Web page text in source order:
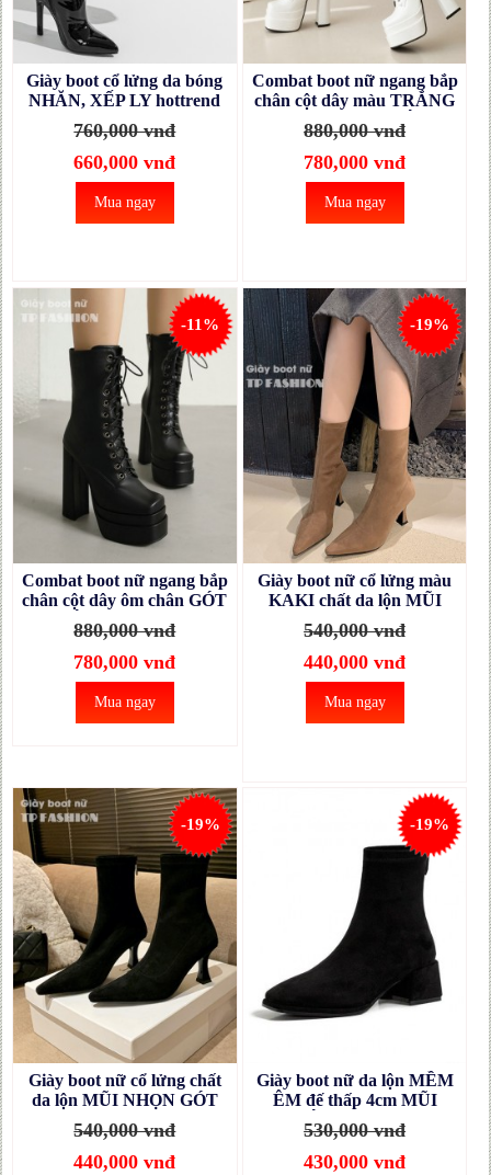
Giày boot cổ lửng da bóng
NHĂN, XẾP LY hottrend
mũi nhọn gót nhọn 11cm
GBN65A
760,000 vnđ
660,000 vnđ
Mua ngay
Combat boot nữ ngang bắp
chân cột dây màu TRẮNG
ôm chân GÓT VUÔNG
14CM thời thượng GBN41B
880,000 vnđ
780,000 vnđ
Mua ngay
-11%
Combat boot nữ ngang bắp
chân cột dây ôm chân GÓT
VUÔNG 14CM, MŨI
VUÔNG thời thượng
GBN41A
880,000 vnđ
780,000 vnđ
Mua ngay
-19%
Giày boot nữ cổ lửng màu
KAKI chất da lộn MŨI
NHỌN GÓT NHỌN cao
7cm ĐƠN GIẢN GBN40B
540,000 vnđ
440,000 vnđ
Mua ngay
-19%
Giày boot nữ cổ lửng chất
da lộn MŨI NHỌN GÓT
NHỌN cao 7cm ĐƠN GIẢN
màu đen GBN40A
540,000 vnđ
440,000 vnđ
-19%
Giày boot nữ da lộn MỀM
ÊM đế thấp 4cm MŨI
VUÔNG GBN121A
530,000 vnđ
430,000 vnđ